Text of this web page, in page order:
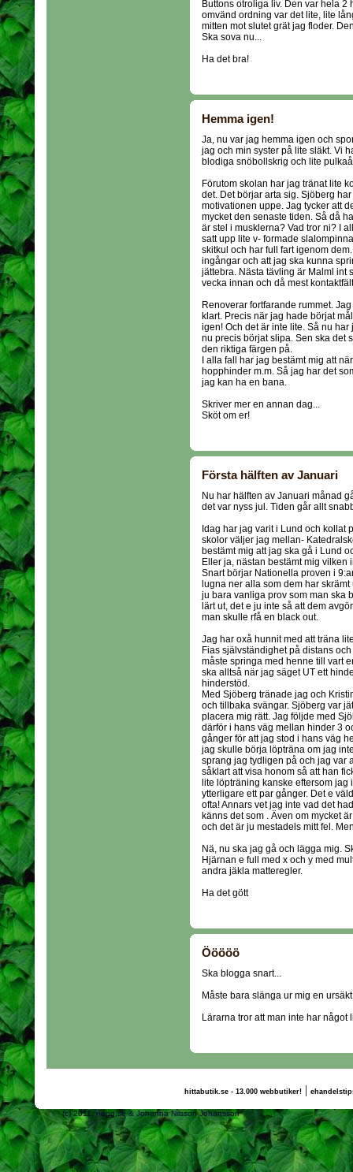
Buttons otroliga liv. Den var hela
omvänd ordning var det lite, lite
mitten mot slutet grät jag floder.
Ska sova nu...
Ha det bra!
Hemma igen!
Ja, nu var jag hemma igen och
jag och min syster på lite släkt. Vi
blodiga snöbollskrig och lite
Förutom skolan har jag tränat lite
det. Det börjar arta sig. Sjöberg
motivationen uppe. Jag tycker att
mycket den senaste tiden. Så då
är stel i musklerna? Vad tror ni? I
satt upp lite v- formade
skitkul och har full fart igenom
ingångar och att jag ska kunna
jättebra. Nästa tävling är Malml int
vecka innan och då mest
Renoverar fortfarande rummet.
klart. Precis när jag hade börjat
igen! Och det är inte lite. Så nu
nu precis börjat slipa. Sen ska det
den riktiga färgen på.
I alla fall har jag bestämt mig att
hopphinder m.m. Så jag har det
jag kan ha en bana.
Skriver mer en annan dag...
Sköt om er!
Första hälften av Januari
Nu har hälften av Januari månad
det var nyss jul. Tiden går allt
Idag har jag varit i Lund och kollat
skolor väljer jag mellan-
bestämt mig att jag ska gå i Lund
Eller ja, nästan bestämt mig vilken
Snart börjar Nationella proven i
lugna ner alla som dem har
ju bara vanliga prov som man ska
lärt ut, det e ju inte så att dem
man skulle rfå en black out.
Jag har oxå hunnit med att träna
Fias självständighet på distans
måste springa med henne till vart
ska alltså när jag säget UT ett
hinderstöd.
Med Sjöberg tränade jag och
och tillbaka svängar. Sjöberg var
placera mig rätt. Jag följde med
därför i hans väg mellan hinder 3
gånger för att jag stod i hans väg
jag skulle börja löpträna om jag
sprang jag tydligen på och jag var
såklart att visa honom så att han
lite löpträning kanske eftersom
ytterligare ett par gånger. Det e
ofta! Annars vet jag inte vad det
känns det som . Även om mycket
och det är ju mestadels mitt fel.
Nä, nu ska jag gå och lägga mig.
Hjärnan e full med x och y med
andra jäkla matteregler.
Ha det gött
Ööööö
Ska blogga snart...
Måste bara slänga ur mig en ursäkt
Lärarna tror att man inte har något
hittabutik.se - 13.000 webbutiker!|
(c) 2011, nogg.se & Johanna Nilsson Johansson